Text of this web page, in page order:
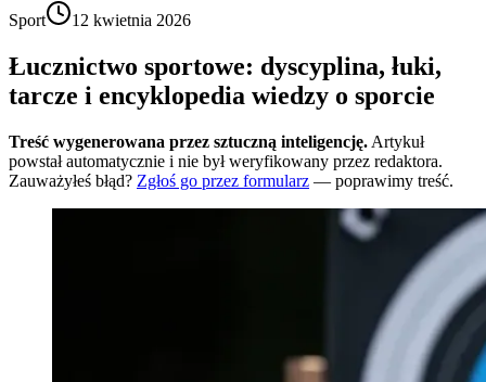
Sport
12 kwietnia 2026
Łucznictwo sportowe: dyscyplina, łuki,
tarcze i encyklopedia wiedzy o sporcie
Treść wygenerowana przez sztuczną inteligencję. Artykuł
powstał automatycznie i nie był weryfikowany przez redaktora.
Zauważyłeś błąd? Zgłoś go przez formularz — poprawimy treść.